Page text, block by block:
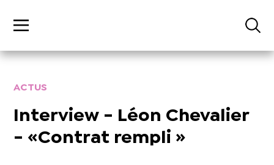
ACTUS
Interview - Léon Chevalier
- «Contrat rempli »